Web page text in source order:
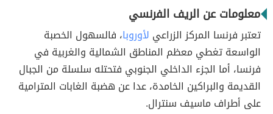
معلومات عن الريف الفرنسي
تعتبر فرنسا المركز الزراعي لأوروبا، فالسهول الخصبة
الواسعة تغطي معظم المناطق الشمالية والغربية في
فرنسا، أما الجزء الداخلي الجنوبي فتحتله سلسلة من الجبال
القديمة والبراكين الخامدة، عدا عن هضبة الغابات المترامية
على أطراف ماسيف سنترال.